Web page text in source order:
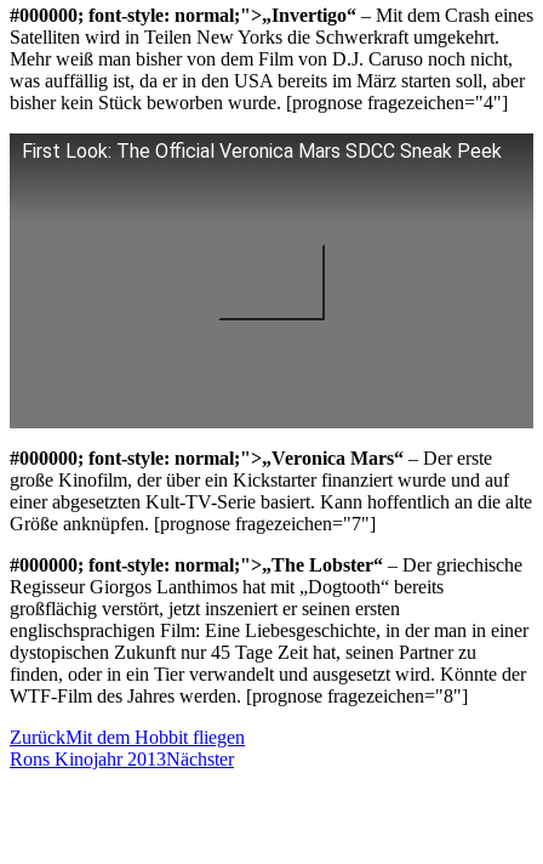
#000000; font-style: normal;">„Invertigo“ – Mit dem Crash eines
Satelliten wird in Teilen New Yorks die Schwerkraft umgekehrt.
Mehr weiß man bisher von dem Film von D.J. Caruso noch nicht,
was auffällig ist, da er in den USA bereits im März starten soll, aber
bisher kein Stück beworben wurde. [prognose fragezeichen="4"]
First Look: The Official Veronica Mars SDCC Sneak Peek
#000000; font-style: normal;">„Veronica Mars“ – Der erste
große Kinofilm, der über ein Kickstarter finanziert wurde und auf
einer abgesetzten Kult-TV-Serie basiert. Kann hoffentlich an die alte
Größe anknüpfen. [prognose fragezeichen="7"]
#000000; font-style: normal;">„The Lobster“ – Der griechische
Regisseur Giorgos Lanthimos hat mit „Dogtooth“ bereits
großflächig verstört, jetzt inszeniert er seinen ersten
englischsprachigen Film: Eine Liebesgeschichte, in der man in einer
dystopischen Zukunft nur 45 Tage Zeit hat, seinen Partner zu
finden, oder in ein Tier verwandelt und ausgesetzt wird. Könnte der
WTF-Film des Jahres werden. [prognose fragezeichen="8"]
ZurückMit dem Hobbit fliegen
Rons Kinojahr 2013Nächster